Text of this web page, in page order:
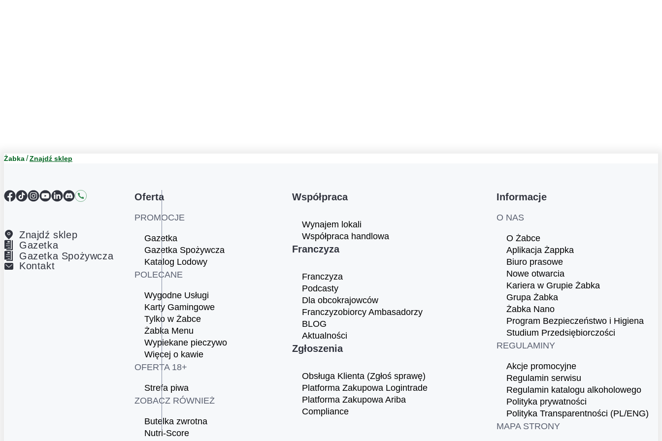
Żabka Znajdź sklep
Facebook
TikTokInstagram
YouTube
LinkedIn
DiscordKontakt
Znajdź sklep
Gazetka
Gazetka Spożywcza
Kontakt
Oferta
PROMOCJE
Gazetka
Gazetka Spożywcza
Katalog Lodowy
POLECANE
Wygodne Usługi
Karty Gamingowe
Tylko w Żabce
Żabka Menu
Wypiekane pieczywo
Więcej o kawie
OFERTA 18+
Strefa piwa
ZOBACZ RÓWNIEŻ
Butelka zwrotna
Nutri-Score
Współpraca
Wynajem lokali
Współpraca handlowa
Franczyza
Franczyza
Podcasty
Dla obcokrajowców
Franczyzobiorcy Ambasadorzy
BLOG
Aktualności
Zgłoszenia
Obsługa Klienta (Zgłoś sprawę)
Platforma Zakupowa Logintrade
Platforma Zakupowa Ariba
Compliance
Informacje
O NAS
O Żabce
Aplikacja Żappka
Biuro prasowe
Nowe otwarcia
Kariera w Grupie Żabka
Grupa Żabka
Żabka Nano
Program Bezpieczeństwo i Higiena
Studium Przedsiębiorczości
REGULAMINY
Akcje promocyjne
Regulamin serwisu
Regulamin katalogu alkoholowego
Polityka prywatności
Polityka Transparentności (PL/ENG)
MAPA STRONY